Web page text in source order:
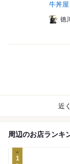
牛丼
徳
近
周辺のお店ランキ
1